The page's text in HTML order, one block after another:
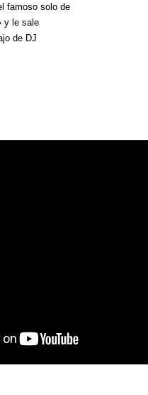
famoso solo de
y le sale
de DJ